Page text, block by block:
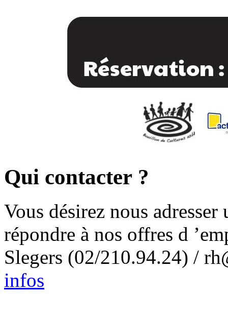
Qui contacter ?
Vous désirez nous
répondre à nos offres d
Slegers (02/210.94.24) /
infos